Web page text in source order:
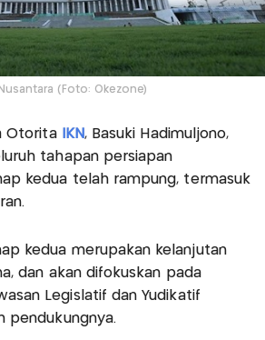
Nusantara (Foto: Okezone)
Otorita IKN, Basuki Hadimuljono,
tahapan persiapan
kedua telah rampung, termasuk
kedua merupakan kelanjutan
dan akan difokuskan pada
Legislatif dan Yudikatif
pendukungnya.